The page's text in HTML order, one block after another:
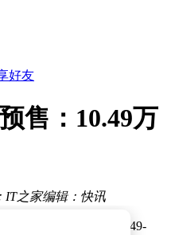
好友
售：10.49万
IT之家编辑：快讯
开启预售，预售价 10.49-